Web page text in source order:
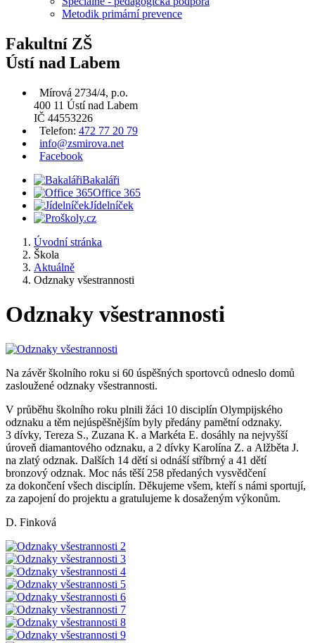
Metodik primární prevence
Fakultní ZŠ
Ústí nad Labem
Mírová 2734/4, p.o.
400 11 Ústí nad Labem
IČ 44553226
Telefon: 472 77 20 79
info@zsmirova.net
Facebook
Bakaláři
Office 365
Jídelníček
Úvodní stránka
Škola
Aktuálně
Odznaky všestrannosti
Odznaky všestrannosti
Na závěr školního roku si 60 úspěšných sportovců odneslo domů
zasloužené odznaky všestrannosti.
V průběhu školního roku plnili žáci 10 disciplín Olympijského
odznaku a těm nejúspěšnějším byly předány pamětní odznaky.
3 dívky, Tereza S., Zuzana K. a Markéta E. dosáhly na nejvyšší
úroveň diamantového odznaku, a 2 dívky Karolína Z. a Alžběta J.
na zlatý odznak. Dalších 14 dětí si odnáší stříbrný a 41 dětí
bronzový odznak. Moc nás těší 258 předaných vysvědčení
za dokončení všech disciplín. Děkujeme všem, kteří s námi sportují,
za zapojení do projektu a gratulujeme k dosaženým výkonům.
D. Finková